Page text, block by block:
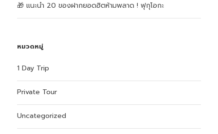
🎁 แนะนำ 20 ของฝากยอดฮิตห้ามพลาด ! ฟุกุโอกะ
หมวดหมู่
1 Day Trip
Private Tour
Uncategorized